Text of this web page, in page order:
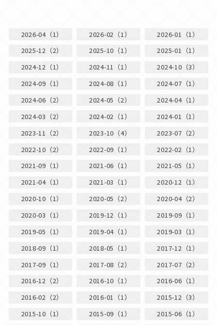
2026-04（1） 2026-02（1）
2026-01（1）
2025-12（2）
2025-10（1）
2025-01（1）
2024-12（1）
2024-11（1）
2024-10（3）
2024-09（1）
2024-08（1）
2024-07（1）
2024-06（2）
2024-05（2）
2024-04（1）
2024-03（2）
2024-02（1）
2024-01（1）
2023-11（2）
2023-10（4）
2023-07（2）
2022-10（2）
2022-09（1）
2022-02（1）
2021-09（1）
2021-06（1）
2021-05（1）
2021-04（1）
2021-03（1）
2020-12（1）
2020-10（1）
2020-05（2）
2020-04（2）
2020-03（1）
2019-12（1）
2019-09（1）
2019-05（1）
2019-04（1）
2019-03（1）
2018-09（1）
2018-05（1）
2017-12（1）
2017-09（1）
2017-08（2）
2017-07（2）
2016-12（2）
2016-10（1）
2016-06（1）
2016-02（2）
2016-01（1）
2015-12（3）
2015-10（1）
2015-09（1）
2015-06（1）